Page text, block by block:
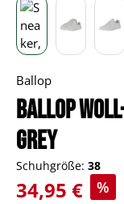
Ballop
BALLOP
grey
Schuhgröße: 38
Verkaufspreis:
34,95 € %